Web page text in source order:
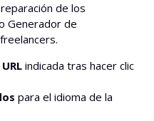
de los
Generador de
URL indicada tras hacer clic
para el idioma de la